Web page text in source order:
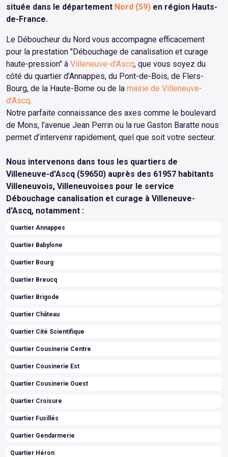
située dans le département Nord (59) en région Hauts-
de-France.
Le Déboucheur du Nord vous accompagne efficacement
pour la prestation "Débouchage de canalisation et curage
haute-pression" à Villeneuve-d’Ascq, que vous soyez du
côté du quartier d’Annappes, du Pont-de-Bois, de Flers-
Bourg, de la Haute-Borne ou de la mairie de Villeneuve-
d’Ascq.
Notre parfaite connaissance des axes comme le boulevard
de Mons, l’avenue Jean Perrin ou la rue Gaston Baratte nous
permet d’intervenir rapidement, quel que soit votre secteur.
Nous intervenons dans tous les quartiers de
Villeneuve-d'Ascq (59650) auprès des 61957 habitants
Villeneuvois, Villeneuvoises pour le service
Débouchage canalisation et curage à Villeneuve-
d'Ascq, notamment :
Quartier Annappes
Quartier Babylone
Quartier Bourg
Quartier Breucq
Quartier Brigode
Quartier Château
Quartier Cité Scientifique
Quartier Cousinerie Centre
Quartier Cousinerie Est
Quartier Cousinerie Ouest
Quartier Croisure
Quartier Fusillés
Quartier Gendarmerie
Quartier Héron